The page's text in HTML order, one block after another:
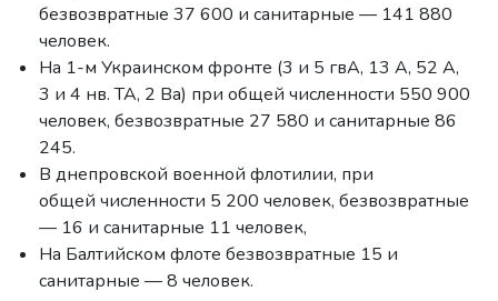
безвозвратные 37 600 и санитарные — 141 880
человек.
На 1-м Украинском фронте (3 и 5 гвА, 13 А, 52 А,
3 и 4 нв. ТА, 2 Ва) при общей численности 550 900
человек, безвозвратные 27 580 и санитарные 86
245.
В днепровской военной флотилии, при
общей численности 5 200 человек, безвозвратные
— 16 и санитарные 11 человек,
На Балтийском флоте безвозвратные 15 и
санитарные — 8 человек.